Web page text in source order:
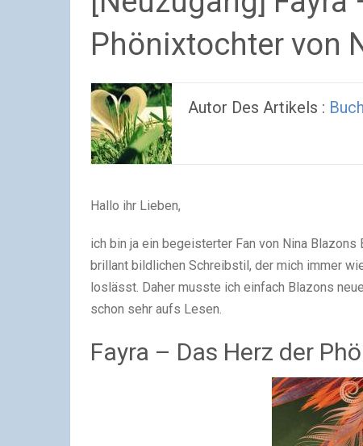
Phönixtochter von
Autor Des Artikels :
Hallo ihr Lieben,
ich bin ja ein begeisterter Fan von Nina
brillant bildlichen Schreibstil, der mich immer
loslässt. Daher musste ich einfach Blazons
schon sehr aufs Lesen.
Fayra – Das Herz der